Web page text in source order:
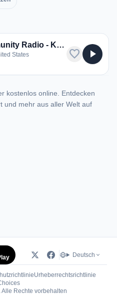
Creighton Community Radio - KNIL-LP
States
favorite play_arrow
kostenlos online. Entdecken
und mehr aus aller Welt auf
Deutsch
Urheberrechtsrichtlinie
(öffnet in neuem Tab)
Rechte vorbehalten